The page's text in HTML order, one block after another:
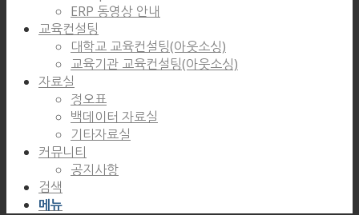
ERP 동영상 안내
교육컨설팅
대학교 교육컨설팅(아웃소싱)
교육기관 교육컨설팅(아웃소싱)
자료실
정오표
백데이터 자료실
기타자료실
커뮤니티
공지사항
검색
메뉴